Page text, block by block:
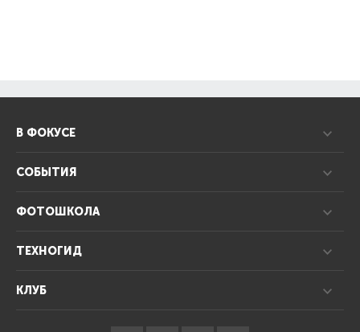
В ФОКУСЕ
СОБЫТИЯ
ФОТОШКОЛА
ТЕХНОГИД
КЛУБ